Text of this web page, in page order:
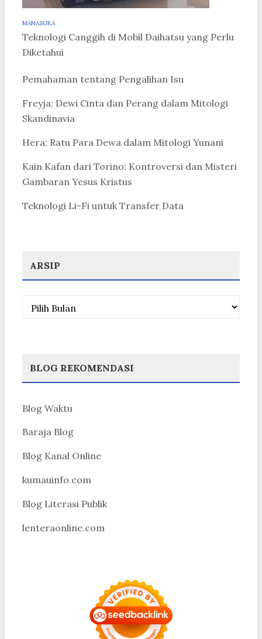
MANASUKA
Teknologi Canggih di Mobil Daihatsu yang Perlu
Diketahui
Pemahaman tentang Pengalihan Isu
Freyja: Dewi Cinta dan Perang dalam Mitologi
Skandinavia
Hera: Ratu Para Dewa dalam Mitologi Yunani
Kain Kafan dari Torino: Kontroversi dan Misteri
Gambaran Yesus Kristus
Teknologi Li-Fi untuk Transfer Data
ARSIP
Arsip
BLOG REKOMENDASI
Blog Waktu
Baraja Blog
Blog Kanal Online
kumauinfo.com
Blog Literasi Publik
lenteraonline.com